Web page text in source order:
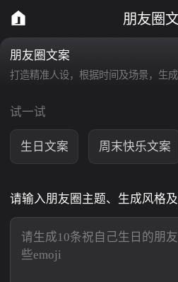
朋友圈
朋友圈文案
打造精准人设，根据时间及场景，生
试一试
生日文案 周末快乐文案
请输入朋友圈主题、生成风格